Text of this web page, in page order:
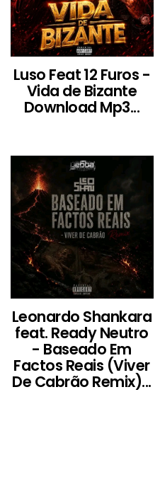
Luso Feat 12 Furos -
Vida de Bizante
Download Mp3...
Leonardo Shankara
feat. Ready Neutro
- Baseado Em
Factos Reais (Viver
De Cabrão Remix)...